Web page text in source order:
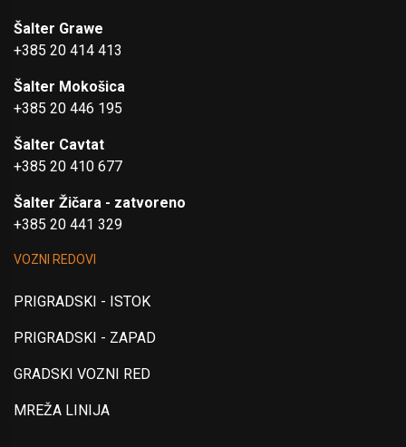
Šalter Grawe
+385 20 414 413
Šalter Mokošica
+385 20 446 195
Šalter Cavtat
+385 20 410 677
Šalter Žičara - zatvoreno
+385 20 441 329
VOZNI REDOVI
PRIGRADSKI - ISTOK
PRIGRADSKI - ZAPAD
GRADSKI VOZNI RED
MREŽA LINIJA